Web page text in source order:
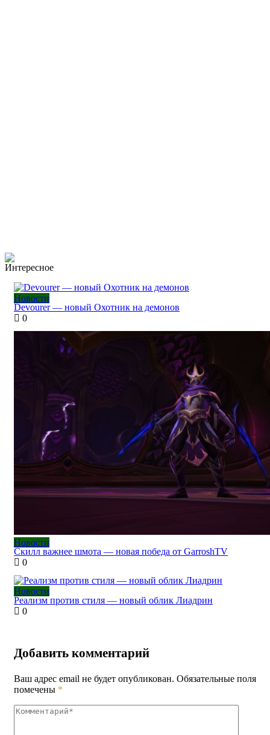
Интересное
Новости
Devourer — новый Охотник на демонов
0
Новости
Скилл важнее шмота — новая победа от GarroshTV
0
Новости
Реализм против стиля — новый облик Лиадрин
0
Добавить комментарий
Ваш адрес email не будет опубликован. Обязательные поля
помечены *